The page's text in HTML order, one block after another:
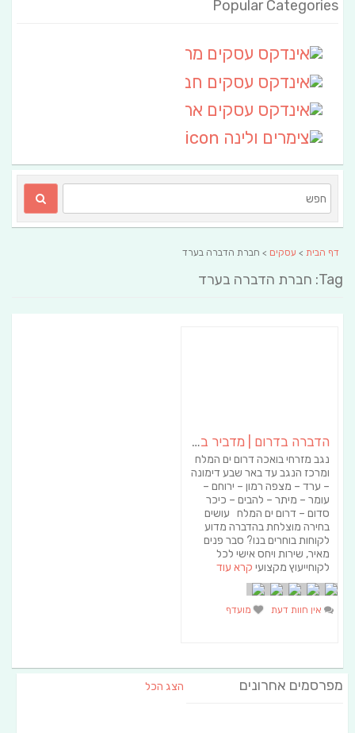
Popular Categories
דף הבית > עסקים > חברת הדברה בערד
Tag: חברת הדברה בערד
הדברה בדרום | מדביר בדרום – א.א הדברות
נגב מזרחי בואכה דרום ים המלח
ומרכז הנגב עד באר שבע דימונה
– ערד – מצפה רמון – ירוחם –
עומר – מיתר – להבים – כיכר
סדום – דרום ים המלח עושים
בחירה מוצלחת בהדברה מדוע
לקוחות בוחרים בנו? סבר פנים
מאיר, שירות ויחס אישי לכל
לקוחייעוץ מקצועי קרא עוד
אין חוות דעת מועדף
מפרסמים אחרונים הצג הכל